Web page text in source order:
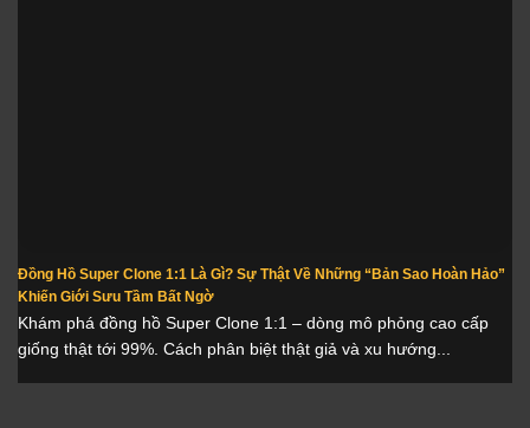
Đồng Hồ Super Clone 1:1 Là Gì? Sự Thật Về Những “Bản Sao Hoàn Hảo”
Khiến Giới Sưu Tầm Bất Ngờ
Khám phá đồng hồ Super Clone 1:1 – dòng mô phỏng cao cấp
giống thật tới 99%. Cách phân biệt thật giả và xu hướng...